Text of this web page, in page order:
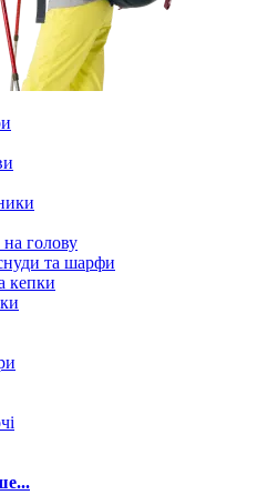
голову
та шарфи
кепки